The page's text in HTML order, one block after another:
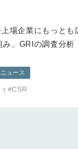
場企業にもっとも
み、GRIの調査分析
ュース
#CSR